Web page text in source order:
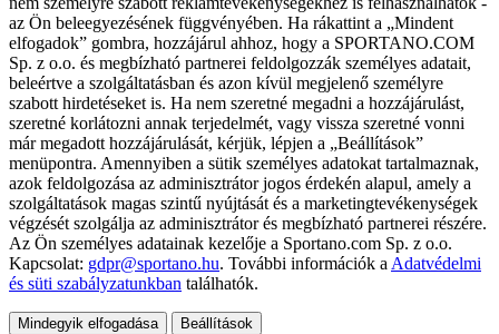
az Ön beleegyezésének függvényében. Ha rákattint a „Mindent
elfogadok” gombra, hozzájárul ahhoz, hogy a SPORTANO.COM
Sp. z o.o. és megbízható partnerei feldolgozzák személyes adatait,
beleértve a szolgáltatásban és azon kívül megjelenő személyre
szabott hirdetéseket is. Ha nem szeretné megadni a hozzájárulást,
szeretné korlátozni annak terjedelmét, vagy vissza szeretné vonni
már megadott hozzájárulását, kérjük, lépjen a „Beállítások”
menüpontra. Amennyiben a sütik személyes adatokat tartalmaznak,
azok feldolgozása az adminisztrátor jogos érdekén alapul, amely a
szolgáltatások magas szintű nyújtását és a marketingtevékenységek
végzését szolgálja az adminisztrátor és megbízható partnerei részére.
Az Ön személyes adatainak kezelője a Sportano.com Sp. z o.o.
Kapcsolat: gdpr@sportano.hu. További információk a Adatvédelmi
és süti szabályzatunkban találhatók.
Mindegyik elfogadása Beállítások